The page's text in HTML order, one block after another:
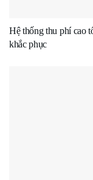
Hệ thống thu phí cao
khắc phục